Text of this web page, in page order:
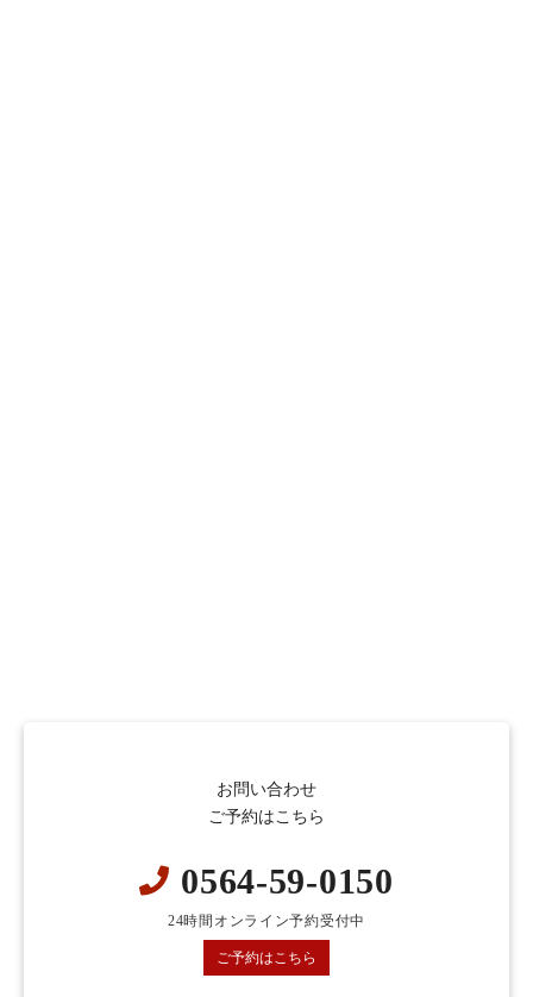
お問い合わせ
ご予約はこちら
0564-59-0150
24時間オンライン予約受付中
ご予約はこちら